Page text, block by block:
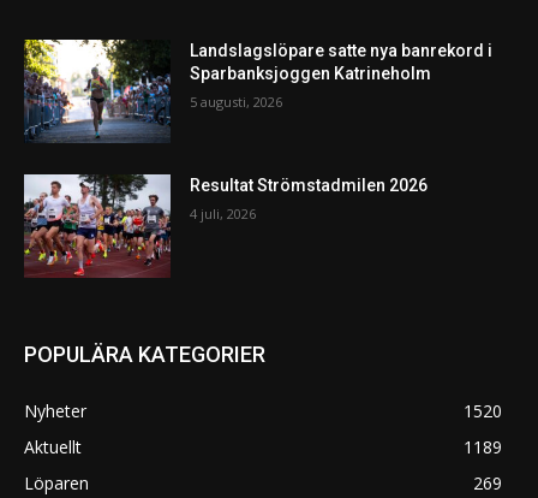
Landslagslöpare satte nya banrekord i
Sparbanksjoggen Katrineholm
5 augusti, 2026
Resultat Strömstadmilen 2026
4 juli, 2026
POPULÄRA KATEGORIER
Nyheter
1520
Aktuellt
1189
Löparen
269